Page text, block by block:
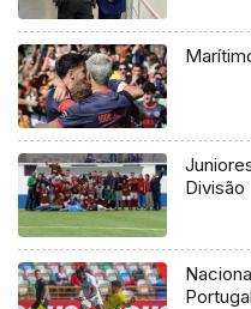
Divisão
Portugal